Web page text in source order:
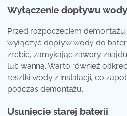
Wyłączenie dopływu wody
Przed rozpoczęciem
wyłączyć dopływ wody do
zrobić, zamykając zawory
lub wanną. Warto również
resztki wody z instalacji, co
podczas demontażu.
Usunięcie starej baterii